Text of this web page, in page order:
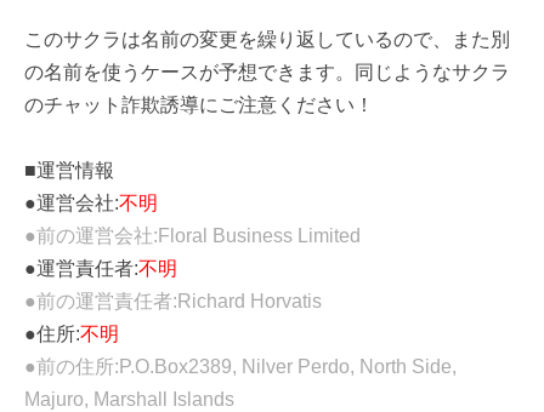
このサクラは名前の変更を繰り返しているので、また別
の名前を使うケースが予想できます。同じようなサクラ
のチャット詐欺誘導にご注意ください！
■運営情報
●運営会社:不明
●前の運営会社:Floral Business Limited
●運営責任者:不明
●前の運営責任者:Richard Horvatis
●住所:不明
●前の住所:P.O.Box2389, Nilver Perdo, North Side,
Majuro, Marshall Islands